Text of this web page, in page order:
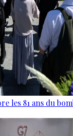
les 81 ans du